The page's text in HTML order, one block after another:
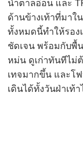
ด้านข้างเท้าที่มา
ทั้งหมดนี้ทำให้รอ
ชัดเจน พร้อมกับพื้
หม่น ดูเก่าทันทีไม่
เทจมากขึ้น และโ
เดินได้ทั้งวันฝ่าเท้